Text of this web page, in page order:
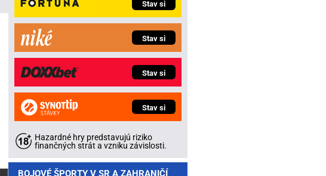
Stav si
Stav si
Stav si
Stav si
Hazardné hry predstavujú riziko
finančných strát a vzniku závislosti.
BOJOVÉ ŠPORTY V SR A ZAHRANIČÍ